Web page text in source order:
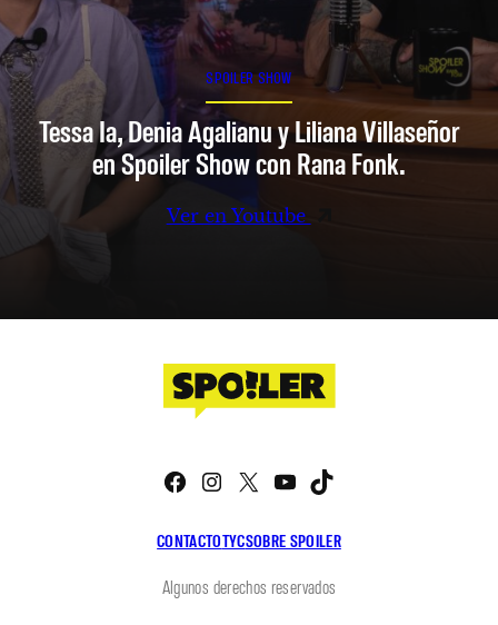
SPOILER SHOW
Tessa Ia, Denia Agalianu y Liliana Villaseñor
en Spoiler Show con Rana Fonk.
Ver en Youtube
CONTACTOTYCSOBRE SPOILER
Facebook
Instagram
X YouTube
Algunos derechos reservados